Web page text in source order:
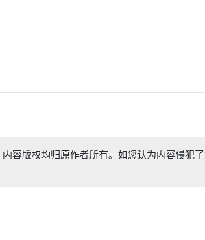
容版权均归原作者所有。如您认为内容侵犯